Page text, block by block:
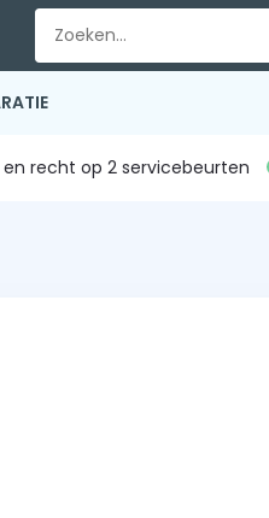
en recht op 2 servicebeurten